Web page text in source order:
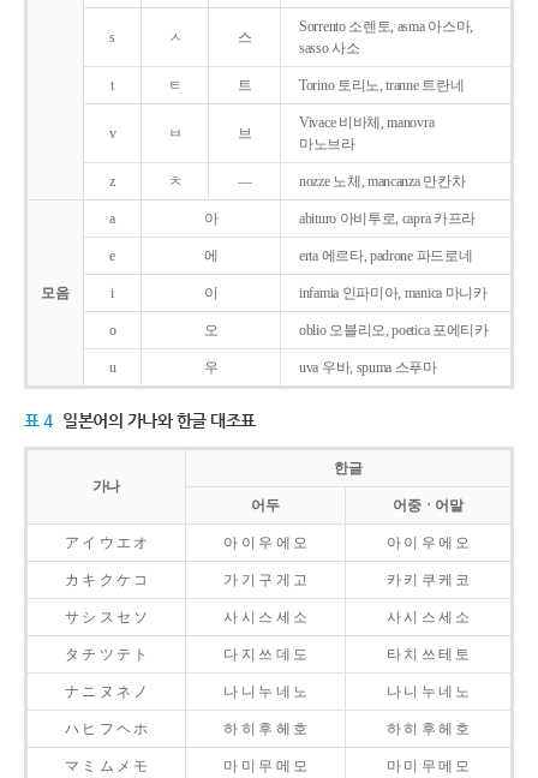
s ㅅ 스
Sorrento 소렌토, asma 아스마,
sasso 사소
t ㅌ 트 Torino 토리노, tranne 트란네
v ㅂ 브
Vivace 비바체, manovra
마노브라
z ㅊ ― nozze 노체, mancanza 만칸차
모음
a 아 abituro 아비투로, capra 카프라
e 에 erta 에르타, padrone 파드로네
i 이 infamia 인파미아, manica 마니카
o 오 oblio 오블리오, poetica 포에티카
u 우 uva 우바, spuma 스푸마
표 4 일본어의 가나와 한글 대조표
가나
한글
어두 어중ㆍ어말
ア イ ウ エ オ 아 이 우 에 오 아 이 우 에 오
カ キ ク ケ コ 가 기 구 게 고 카 키 쿠 케 코
サ シ ス セ ソ 사 시 스 세 소 사 시 스 세 소
タ チ ツ テ ト 다 지 쓰 데 도 타 치 쓰 테 토
ナ ニ ヌ ネ ノ 나 니 누 네 노 나 니 누 네 노
ハ ヒ フ ヘ ホ 하 히 후 헤 호 하 히 후 헤 호
マ ミ ム メ モ 마 미 무 메 모 마 미 무 메 모